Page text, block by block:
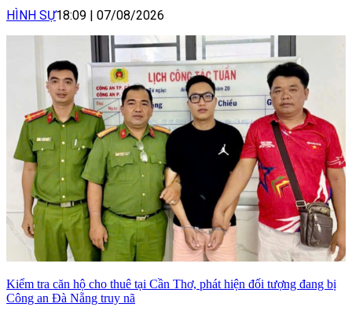
HÌNH SỰ18:09 07/08/2026
Kiểm tra căn hộ cho thuê tại Cần Thơ, phát hiện đối tượng đang bị
Công an Đà Nẵng truy nã